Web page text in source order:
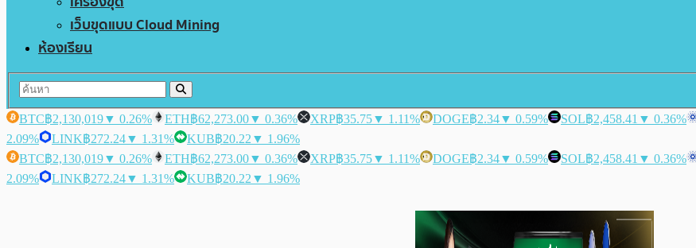
เว็บขุดแบบ Cloud Mining
ห้องเรียน
BTC฿2,130,019▼ 0.26% ETH฿62,273.00▼ 0.36% XRP฿35.75▼ 1.11% DOGE฿2.34▼ 0.59% SOL฿2,458.41 ▼ 0.36%
2.09%
LINK฿272.24▼ 1.31% KUB฿20.22 ▼ 1.96%
BTC฿2,130,019▼ 0.26% ETH฿62,273.00▼ 0.36% XRP฿35.75▼ 1.11% DOGE฿2.34▼ 0.59% SOL฿2,458.41 ▼ 0.36%
2.09%
LINK฿272.24▼ 1.31% KUB฿20.22 ▼ 1.96%